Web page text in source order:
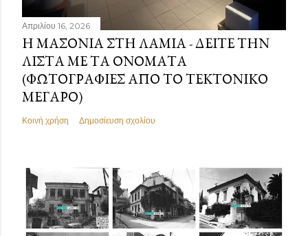
Απριλίου 16, 2026
Η ΜΑΣΟΝΊΑ ΣΤΗ ΛΑΜΊΑ - ΔΕΊΤΕ ΤΗΝ
ΛΊΣΤΑ ΜΕ ΤΑ ΟΝΌΜΑΤΑ
(ΦΩΤΟΓΡΑΦΊΕΣ ΑΠΌ ΤΟ ΤΕΚΤΟΝΙΚΌ
ΜΈΓΑΡΟ)
Κοινή χρήση Δημοσίευση σχολίου